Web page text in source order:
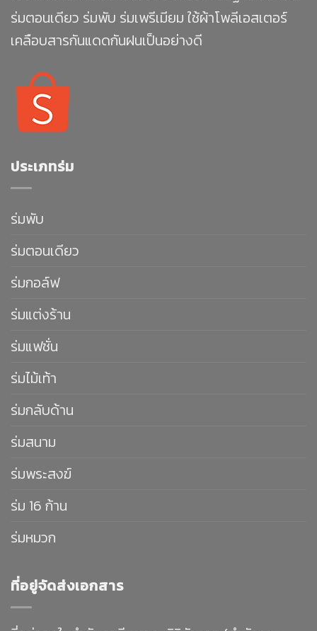
ร่มตอนเดียว ร่มพับ ร่มเพรีเมียม ใช้ผ้าโพลีเอสเตอร์
เคลือบสารกันแดดกันฝนเป็นอย่างดี
ประเภทร่ม
ร่มพับ
ร่มตอนเดียว
ร่มกอล์ฟ
ร่มแต่งร้าน
ร่มแฟชั่น
ร่มไม้เท้า
ร่มกลับด้าน
ร่มสนาม
ร่มพระสงฆ์
ร่ม 16 ก้าน
ร่มหมวก
ที่อยู่จัดส่งเอกสาร